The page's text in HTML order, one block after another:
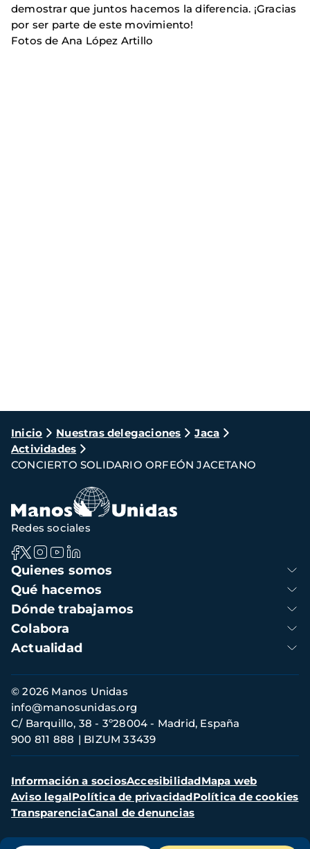
demostrar que juntos hacemos la diferencia. ¡Gracias
por ser parte de este movimiento!
Fotos de Ana López Artillo
Ruta
de
navegación
Inicio Nuestras delegaciones
Jaca
Actividades
CONCIERTO SOLIDARIO ORFEÓN JACETANO
Navegación
principal
Quienes somos
Qué hacemos
Dónde trabajamos
Colabora
Actualidad
Redes sociales
Información
de
contacto
© 2026 Manos Unidas
C/ Barquillo, 38 - 3º28004 - Madrid, España
900 811 888
BIZUM 33439
info@manosunidas.org
Menú
secundario
Información a sociosAccesibilidadMapa web
Aviso legalPolítica de privacidadPolítica de cookies
TransparenciaCanal de denuncias